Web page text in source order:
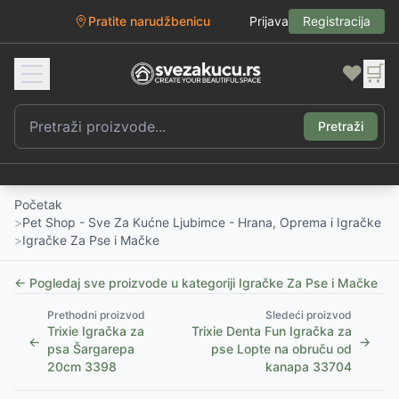
Pratite narudžbenicu Prijava Registracija
❤️ 🛒
Pretraži
Početak
>Pet Shop - Sve Za Kućne Ljubimce - Hrana, Oprema i Igračke
>Igračke Za Pse i Mačke
← Pogledaj sve proizvode u kategoriji Igračke Za Pse i Mačke
←
Prethodni proizvod
Trixie Igračka za
psa Šargarepa
20cm 3398
Sledeći proizvod
Trixie Denta Fun Igračka za
pse Lopte na obruču od
kanapa 33704
→